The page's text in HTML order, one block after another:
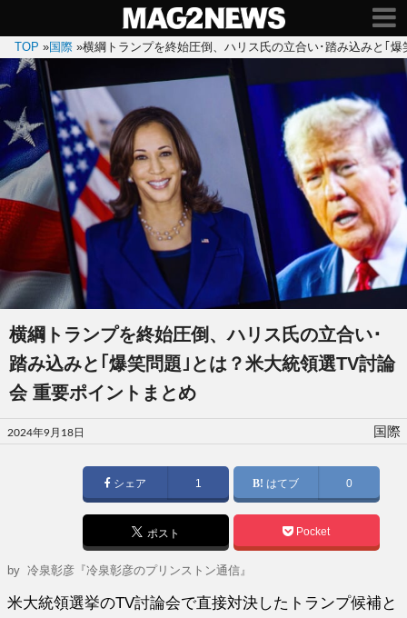
TOP »国際 »横綱トランプを終始圧倒、ハリス氏の立合い･踏み込みと｢
横綱トランプを終始圧倒、ハリス氏の立合い･
踏み込みと｢爆笑問題｣とは？米大統領選TV討論
会 重要ポイントまとめ
投
稿
2024年9月18日 国際
シェア 1 はてブ 0
ポスト Pocket
by冷泉彰彦『冷泉彰彦のプリンストン通信』
米大統領選挙のTV討論会で直接対決したトランプ候補と